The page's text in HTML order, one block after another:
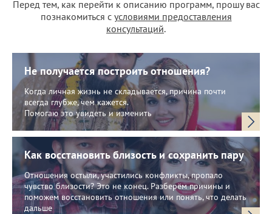
Перед тем, как перейти к описанию программ, прошу вас
познакомиться с условиями предоставления
консультаций.
Не получается построить отношения?
Когда личная жизнь не складывается, причина почти
всегда глубже, чем кажется.
Помогаю это увидеть и изменить
Как восстановить близость и сохранить пару
Отношения остыли, участились конфликты, пропало
чувство близости? Это не конец. Разберём причины и
поможем восстановить отношения или понять, что делать
дальше